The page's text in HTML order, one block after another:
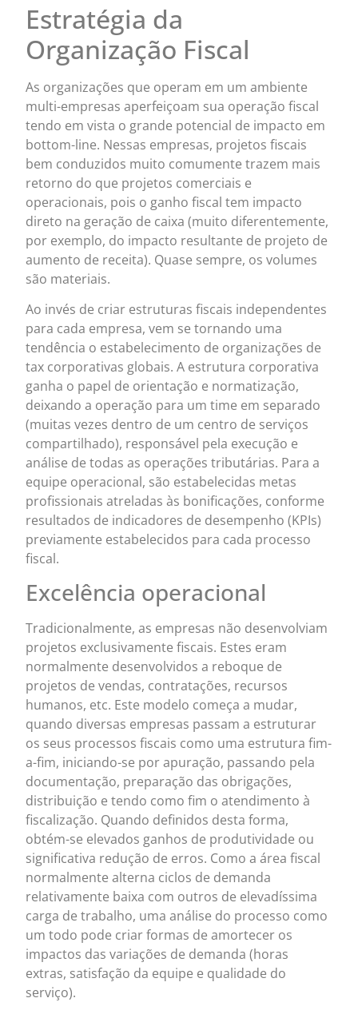
Estratégia da
Organização Fiscal
As organizações que operam em um ambiente
multi-empresas aperfeiçoam sua operação fiscal
tendo em vista o grande potencial de impacto em
bottom-line. Nessas empresas, projetos fiscais
bem conduzidos muito comumente trazem mais
retorno do que projetos comerciais e
operacionais, pois o ganho fiscal tem impacto
direto na geração de caixa (muito diferentemente,
por exemplo, do impacto resultante de projeto de
aumento de receita). Quase sempre, os volumes
são materiais.
Ao invés de criar estruturas fiscais independentes
para cada empresa, vem se tornando uma
tendência o estabelecimento de organizações de
tax corporativas globais. A estrutura corporativa
ganha o papel de orientação e normatização,
deixando a operação para um time em separado
(muitas vezes dentro de um centro de serviços
compartilhado), responsável pela execução e
análise de todas as operações tributárias. Para a
equipe operacional, são estabelecidas metas
profissionais atreladas às bonificações, conforme
resultados de indicadores de desempenho (KPIs)
previamente estabelecidos para cada processo
fiscal.
Excelência operacional
Tradicionalmente, as empresas não desenvolviam
projetos exclusivamente fiscais. Estes eram
normalmente desenvolvidos a reboque de
projetos de vendas, contratações, recursos
humanos, etc. Este modelo começa a mudar,
quando diversas empresas passam a estruturar
os seus processos fiscais como uma estrutura fim-
a-fim, iniciando-se por apuração, passando pela
documentação, preparação das obrigações,
distribuição e tendo como fim o atendimento à
fiscalização. Quando definidos desta forma,
obtém-se elevados ganhos de produtividade ou
significativa redução de erros. Como a área fiscal
normalmente alterna ciclos de demanda
relativamente baixa com outros de elevadíssima
carga de trabalho, uma análise do processo como
um todo pode criar formas de amortecer os
impactos das variações de demanda (horas
extras, satisfação da equipe e qualidade do
serviço).